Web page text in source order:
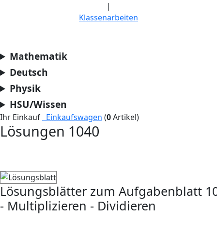
|
Klassenarbeiten
Mathematik
Deutsch
Physik
HSU/Wissen
Ihr Einkauf Einkaufswagen (0Artikel)
Lösungen 1040
Lösungsblätter zum Aufgabenblatt
- Multiplizieren - Dividieren